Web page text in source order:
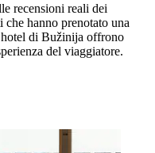
recensioni reali dei
hanno prenotato una
di Bužinija offrono
del viaggiatore.